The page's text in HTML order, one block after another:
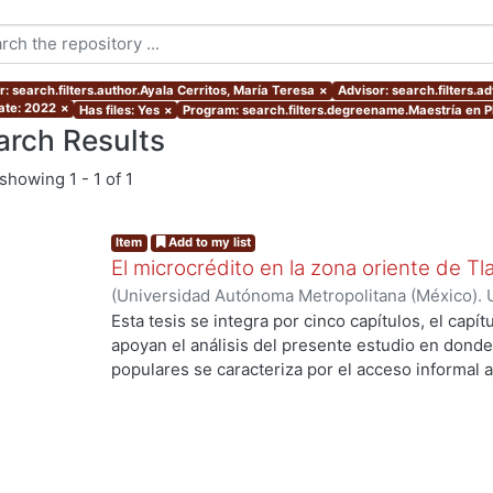
search.filters.author.Ayala Cerritos, María Teresa ×
Advisor:
2022 × Has files: Yes × Program: search.filters.degreename.Maestría en
Results
1 - 1 of 1
Item Add to my list
El microcrédito en la zona oriente de
(Universidad Autónoma Metropolitana (México).
de Servicios de Información.,2022-08-19)
Esta tesis se integra por cinco capítulos, el
apoyan el análisis del presente estudio en
populares se caracteriza por el acceso informal